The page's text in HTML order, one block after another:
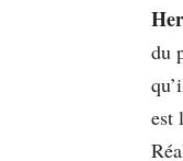
du
est